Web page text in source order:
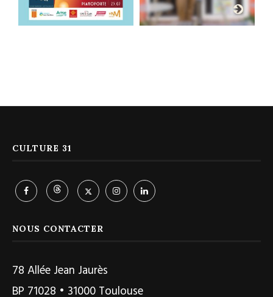
CULTURE 31
NOUS CONTACTER
78 Allée Jean Jaurès
BP 71028 • 31000 Toulouse